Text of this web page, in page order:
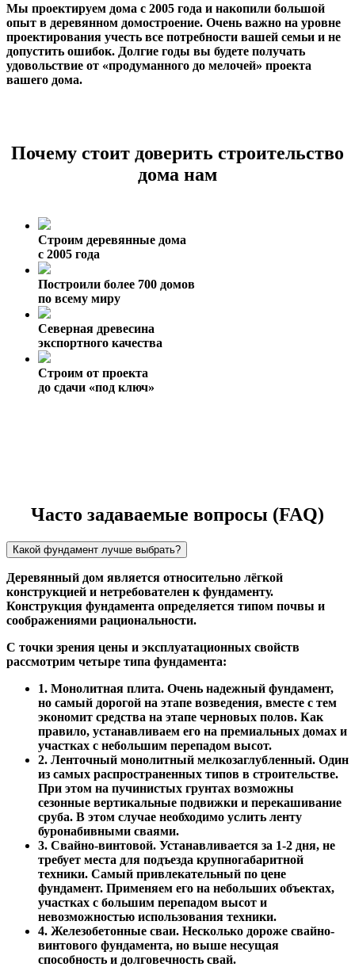
Мы проектируем дома с 2005 года и накопили большой
опыт в деревянном домостроение. Очень важно на уровне
проектирования учесть все потребности вашей семьи и не
допустить ошибок. Долгие годы вы будете получать
удовольствие от «продуманного до мелочей» проекта
вашего дома.
Почему стоит доверить строительство
дома нам
Строим деревянные дома
с 2005 года
Построили более 700 домов
по всему миру
Северная древесина
экспортного качества
Строим от проекта
до сдачи «под ключ»
Часто задаваемые вопросы (FAQ)
Какой фундамент лучше выбрать?
Деревянный дом является относительно лёгкой
конструкцией и нетребователен к фундаменту.
Конструкция фундамента определяется типом почвы и
соображениями рациональности.
С точки зрения цены и эксплуатационных свойств
рассмотрим четыре типа фундамента:
1. Монолитная плита. Очень надежный фундамент,
но самый дорогой на этапе возведения, вместе с тем
экономит средства на этапе черновых полов. Как
правило, устанавливаем его на премиальных домах и
участках с небольшим перепадом высот.
2. Ленточный монолитный мелкозаглубленный. Один
из самых распространенных типов в строительстве.
При этом на пучинистых грунтах возможны
сезонные вертикальные подвижки и перекашивание
сруба. В этом случае необходимо услить ленту
буронабивными сваями.
3. Свайно-винтовой. Устанавливается за 1-2 дня, не
требует места для подъезда крупногабаритной
техники. Самый привлекательный по цене
фундамент. Применяем его на небольших объектах,
участках с большим перепадом высот и
невозможностью использования техники.
4. Железобетонные сваи. Несколько дороже свайно-
винтового фундамента, но выше несущая
способность и долговечность свай.